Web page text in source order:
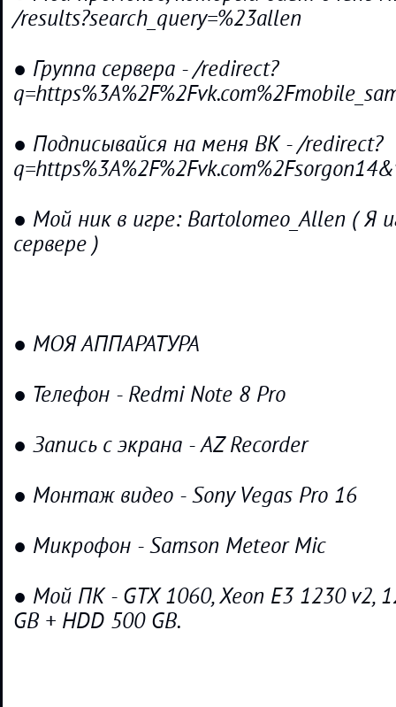
/results?search_query=%23allen
● Группа сервера - /redirect?
● Подписывайся на меня ВК - /redirect?
● Мой ник в игре: Bartolomeo_Allen ( Я
сервере )
● МОЯ АППАРАТУРА
● Телефон - Redmi Note 8 Pro
● Запись с экрана - AZ Recorder
● Монтаж видео - Sony Vegas Pro 16
● Микрофон - Samson Meteor Mic
● Мой ПК - GTX 1060, Xeon E3 1230 v2,
GB + HDD 500 GB.